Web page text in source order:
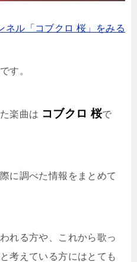
ネル「コブクロ 桜」をみる
す。
楽曲は コブクロ 桜で
に調べた情報をまとめて
れる方や、これから歌っ
考えている方にはとても